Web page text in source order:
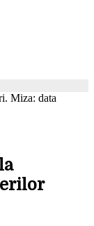
Miza: data